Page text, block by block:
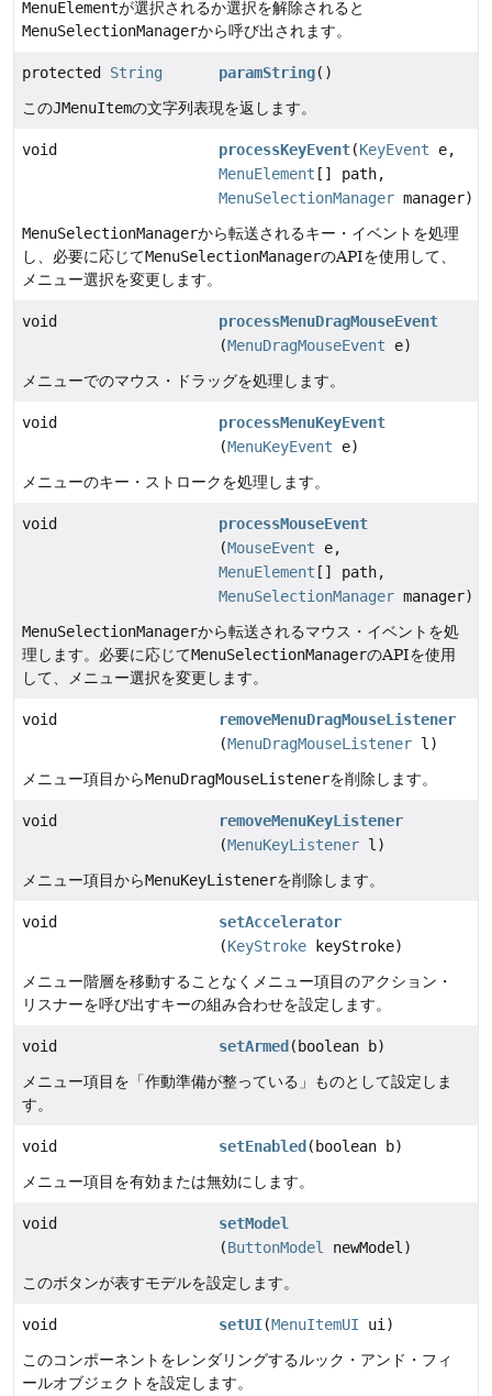
MenuElementが選択されるか選択を解除されると
MenuSelectionManagerから呼び出されます。
protected String paramString()
このJMenuItemの文字列表現を返します。
void processKeyEvent(KeyEvent e,
MenuElement [] path,
MenuSelectionManager manager)
MenuSelectionManagerから転送されるキー・イベントを処理
し、必要に応じてMenuSelectionManagerのAPIを使用して、
メニュー選択を変更します。
void
processMenuDragMouseEvent
(MenuDragMouseEvent e)
メニューでのマウス・ドラッグを処理します。
void
processMenuKeyEvent
(MenuKeyEvent e)
メニューのキー・ストロークを処理します。
void
processMouseEvent
(MouseEvent e,
MenuElement [] path,
MenuSelectionManager manager)
MenuSelectionManagerから転送されるマウス・イベントを処
理します。必要に応じてMenuSelectionManagerのAPIを使用
して、メニュー選択を変更します。
void
removeMenuDragMouseListener
(MenuDragMouseListener l)
メニュー項目からMenuDragMouseListenerを削除します。
void
removeMenuKeyListener
(MenuKeyListener l)
メニュー項目からMenuKeyListenerを削除します。
void
setAccelerator
(KeyStroke keyStroke)
メニュー階層を移動することなくメニュー項目のアクション・
リスナーを呼び出すキーの組み合わせを設定します。
void setArmed (boolean b)
メニュー項目を「作動準備が整っている」ものとして設定しま
す。
void setEnabled (boolean b)
メニュー項目を有効または無効にします。
void
setModel
(ButtonModel
newModel)
このボタンが表すモデルを設定します。
void setUI(MenuItemUI ui)
このコンポーネントをレンダリングするルック・アンド・フィ
ールオブジェクトを設定します。